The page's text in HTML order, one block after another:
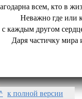
всем, кто в
Неважно где или
каждым другом
Даря частичку мира
к полной версии